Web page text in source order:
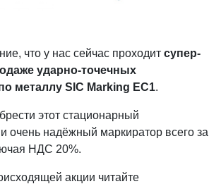
что у нас сейчас проходит супер-
ударно-точечных
металлу SIC Marking EC1.
этот стационарный
надёжный маркиратор всего за
НДС 20%.
акции читайте